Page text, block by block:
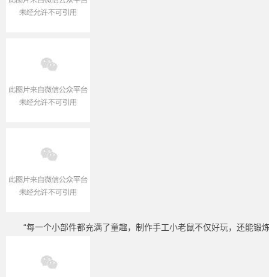
“每一个小部件都充满了童趣，制作手工小老鼠不仅好玩，还能